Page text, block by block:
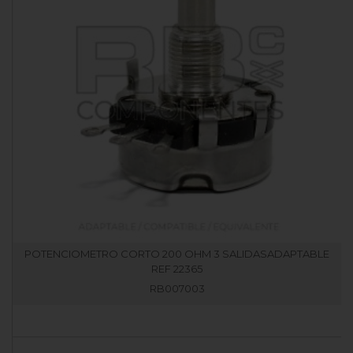
POTENCIOMETRO CORTO 200 OHM 3 SALIDASADAPTABLE
REF 22365
RB007003